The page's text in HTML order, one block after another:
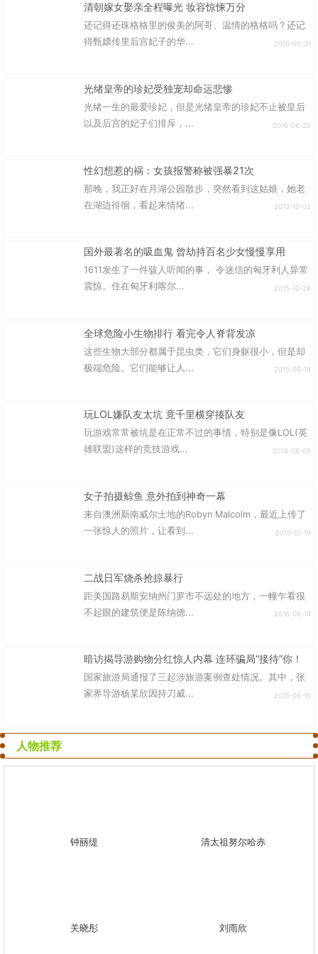
清朝嫁女娶亲全程曝光 妆容惊悚万分
还记得还珠格格里的俊美的阿哥、温情的格格吗？还记
得甄嬛传里后宫妃子的华...
2016-05-31
光绪皇帝的珍妃受独宠却命运悲惨
光绪一生的最爱珍妃，但是光绪皇帝的珍妃不止被皇后
以及后宫的妃子们排斥，...
2016-06-20
性幻想惹的祸：女孩报警称被强暴21次
那晚，我正好在月湖公园散步，突然看到这姑娘，她老
在湖边徘徊，看起来情绪...
2013-10-02
国外最著名的吸血鬼 曾劫持百名少女慢慢享用
1611发生了一件骇人听闻的事， 令迷信的匈牙利人异常
震惊。住在匈牙利喀尔...
2015-12-28
全球危险小生物排行 看完令人脊背发凉
这些生物大部分都属于昆虫类，它们身躯很小，但是却
极端危险。它们能够让人...
2015-09-18
玩LOL嫌队友太坑 竟千里横穿揍队友
玩游戏常常被坑是在正常不过的事情，特别是像LOL(英
雄联盟)这样的竞技游戏...
2014-08-05
女子拍摄鲸鱼 意外拍到神奇一幕
来自澳洲新南威尔士地的Robyn Malcolm，最近上传了
一张惊人的照片，让看到...
2015-10-19
二战日军烧杀抢掠暴行
距美国路易斯安纳州门罗市不远处的地方，一幢乍看很
不起眼的建筑便是陈纳德...
2016-06-14
暗访揭导游购物分红惊人内幕 连环骗局“接待”你！
国家旅游局通报了三起涉旅游案例查处情况。其中，张
家界导游杨某欣因持刀威...
2015-06-15
人物推荐
钟丽缇 清太祖努尔哈赤
关晓彤 刘雨欣